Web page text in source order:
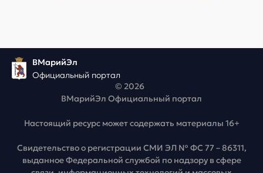
ВМарийЭл
Официальный портал
© 2026
ВМарийЭл Официальный портал
Настоящий ресурс может содержать материалы 16+
Свидетельство о регистрации СМИ ЭЛ № ФС 77 – 86311,
выданное Федеральной службой по надзору в сфере